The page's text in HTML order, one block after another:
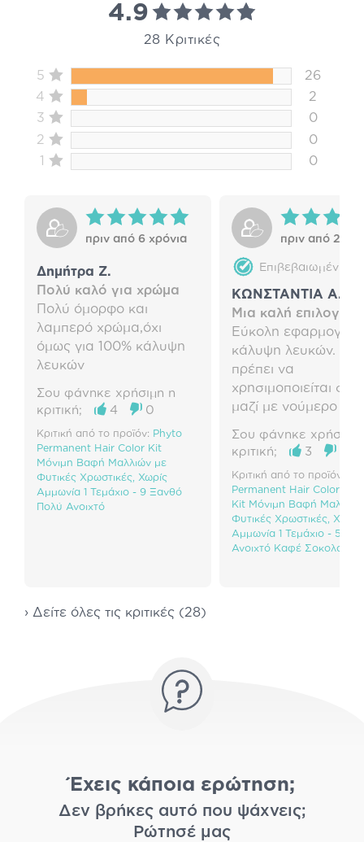
4.9
28 Κριτικές
5
26
4
2
3
0
2
0
1
0
πριν από 6 χρόνια
Δημήτρα Ζ.
Πολύ καλό για χρώμα
Πολύ όμορφο και
λαμπερό χρώμα,όχι
όμως για 100% κάλυψη
λευκών
Σου φάνηκε χρήσιμη η
κριτική;
4 0
Κριτική από το προϊόν: Phyto
Permanent Hair Color Kit
Μόνιμη Βαφή Μαλλιών με
Φυτικές Χρωστικές, Χωρίς
Αμμωνία 1 Τεμάχιο - 9 Ξανθό
Πολύ Ανοιχτό
πριν από 2
Επιβεβαιωμένη
ΚΩΝΣΤΑΝΤΙΑ Α.
Μια καλή επιλογή
Εύκολη εφαρμογή,
κάλυψη λευκών.
πρέπει να
χρησιμοποιείται σε
μαζί με νούμερο
χρησιμοποιώ μαζί
αποτέλεσμα.
Σου φάνηκε χρήσιμη
κριτική;
3
Κριτική από το προϊόν:
Permanent Hair Color
Kit Μόνιμη Βαφή
Φυτικές Χρωστικές, Χωρίς
Αμμωνία 1 Τεμάχιο - 5.35
Ανοιχτό Καφέ Σοκολατί
› Δείτε όλες τις κριτικές (28)
Έχεις κάποια ερώτηση;
Δεν βρήκες αυτό που ψάχνεις;
Ρώτησέ μας